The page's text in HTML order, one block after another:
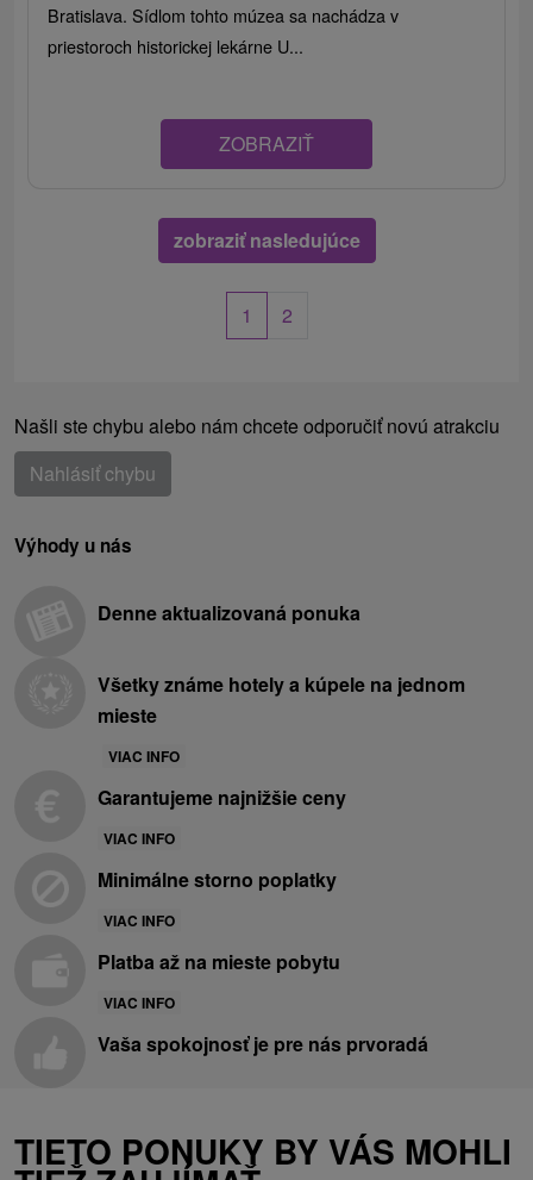
Bratislava. Sídlom tohto múzea sa nachádza v
priestoroch historickej lekárne U...
ZOBRAZIŤ
zobraziť nasledujúce
1 2
Našli ste chybu alebo nám chcete odporučiť novú atrakciu
Nahlásiť chybu
Výhody u nás
Denne aktualizovaná ponuka
Všetky známe hotely a kúpele na jednom
mieste
VIAC INFO
Garantujeme najnižšie ceny
VIAC INFO
Minimálne storno poplatky
VIAC INFO
Platba až na mieste pobytu
VIAC INFO
Vaša spokojnosť je pre nás prvoradá
TIETO PONUKY BY VÁS MOHLI